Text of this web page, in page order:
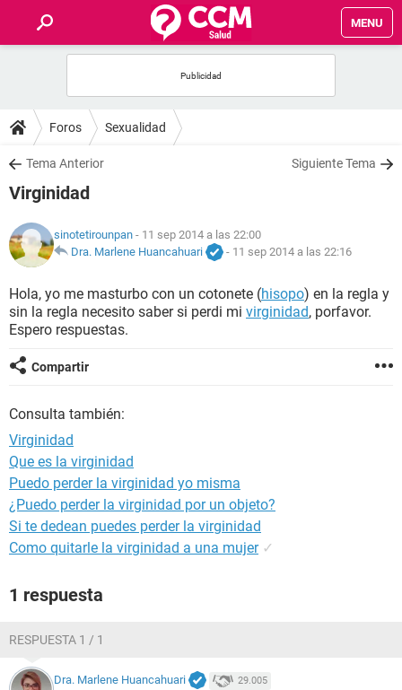
MENU
FOROS
SALUD
FAMILIA
NUTRICIÓN
BIENESTAR
Foros Sexualidad
Tema Anterior Siguiente Tema
Virginidad
sinotetirounpan - 11 sep 2014 a las 22:00
Dra. Marlene Huancahuari
- 11 sep 2014 a las 22:16
Hola, yo me masturbo con un cotonete (hisopo) en la regla y
sin la regla necesito saber si perdi mi virginidad, porfavor.
Espero respuestas.
Compartir
Consulta también:
Virginidad
Que es la virginidad
Puedo perder la virginidad yo misma
¿Puedo perder la virginidad por un objeto?
Si te dedean puedes perder la virginidad
Como quitarle la virginidad a una mujer ✓
1 respuesta
RESPUESTA 1 / 1
Dra. Marlene Huancahuari 29.005